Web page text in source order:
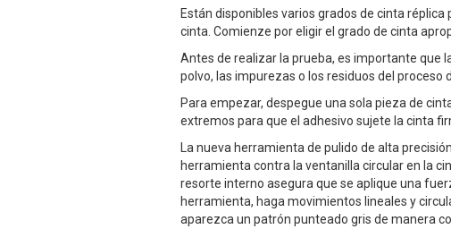
Están disponibles varios grados de cinta
cinta. Comienze por eligir el grado de cinta
Antes de realizar la prueba, es importante que
polvo, las impurezas o los residuos del
Para empezar, despegue una sola pieza de
extremos para que el adhesivo sujete la cinta
La nueva herramienta de pulido de alta
herramienta contra la ventanilla circular en la
resorte interno asegura que se aplique una
herramienta, haga movimientos lineales y
aparezca un patrón punteado gris de manera